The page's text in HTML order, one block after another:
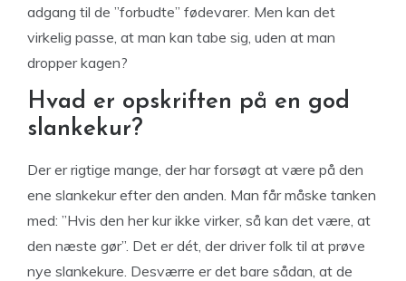
adgang til de ”forbudte” fødevarer. Men kan det
virkelig passe, at man kan tabe sig, uden at man
dropper kagen?
Hvad er opskriften på en god
slankekur?
Der er rigtige mange, der har forsøgt at være på den
ene slankekur efter den anden. Man får måske tanken
med: ”Hvis den her kur ikke virker, så kan det være, at
den næste gør”. Det er dét, der driver folk til at prøve
nye slankekure. Desværre er det bare sådan, at de